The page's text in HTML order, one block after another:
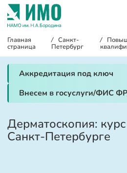
Главная
страница
/ Санкт-
Петербург
/
Аккредитация под ключ
Внесем в госуслуги/ФИС
Дерматоскопия:
Санкт-Петербурге